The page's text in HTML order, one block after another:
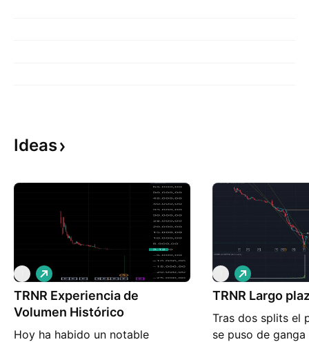
Ideas
TRNR Experiencia de
Volumen Histórico
Hoy ha habido un notable
L
a
r
o
TRNR Largo
Tras dos splits el
se puso de
L
a
r
o